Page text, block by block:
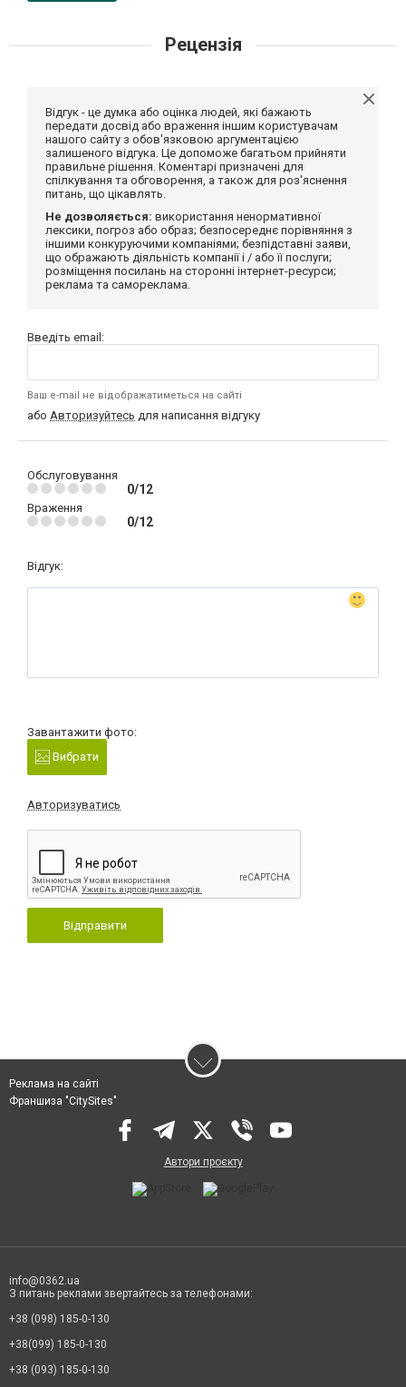
Рецензія
Відгук - це думка або оцінка людей, які бажають
передати досвід або враження іншим користувачам
нашого сайту з обов'язковою аргументацією
залишеного відгука. Це допоможе багатьом прийняти
правильне рішення. Коментарі призначені для
спілкування та обговорення, а також для роз'яснення
питань, що цікавлять.
Не дозволяється: використання ненормативної
лексики, погроз або образ; безпосереднє порівняння з
іншими конкуруючими компаніями; безпідставні заяви,
що ображають діяльність компанії і / або її послуги;
розміщення посилань на сторонні інтернет-ресурси;
реклама та самореклама.
Введіть email:
Ваш e-mail не відображатиметься на сайті
або Авторизуйтесь для написання відгуку
Обслуговування
0/12
Враження
0/12
Відгук:
Завантажити фото:
Вибрати
Авторизуватись
Відправити
Реклама на сайті
Франшиза "CitySites"
Автори проєкту
info@0362.ua
З питань реклами звертайтесь за телефонами:
+38 (098) 185-0-130
+38(099) 185-0-130
+38 (093) 185-0-130